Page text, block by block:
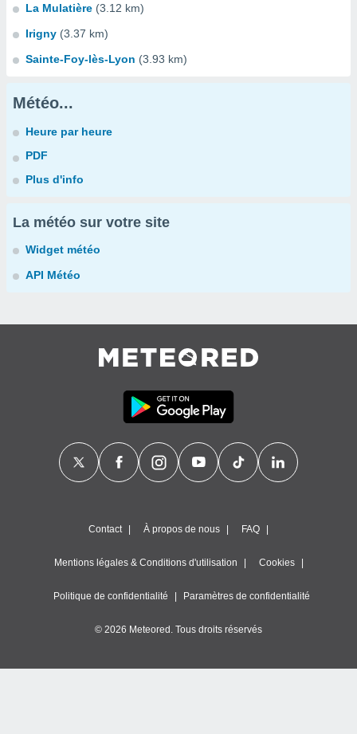
La Mulatière (3.12 km)
Irigny (3.37 km)
Sainte-Foy-lès-Lyon (3.93 km)
Météo...
Heure par heure
PDF
Plus d'info
La météo sur votre site
Widget météo
API Météo
Contact À propos de nous FAQ
Mentions légales & Conditions d'utilisation Cookies
Politique de confidentialité Paramètres de confidentialité
© 2026 Meteored. Tous droits réservés